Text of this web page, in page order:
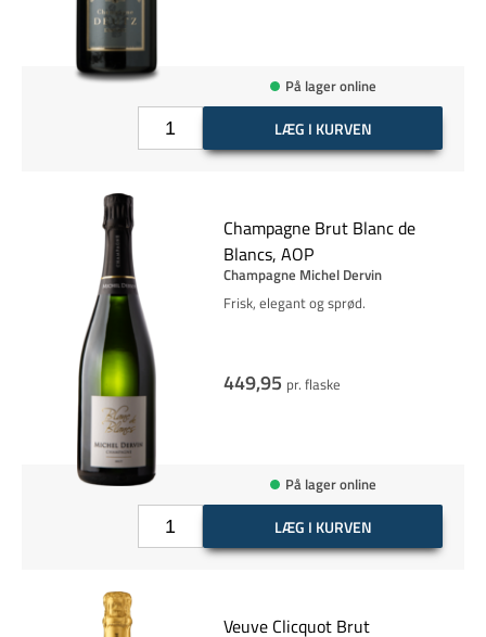
På lager online
LÆG I KURVEN
Champagne Brut Blanc de
Blancs, AOP
Champagne Michel Dervin
Frisk, elegant og sprød.
449,95 pr. flaske
På lager online
LÆG I KURVEN
Veuve Clicquot Brut